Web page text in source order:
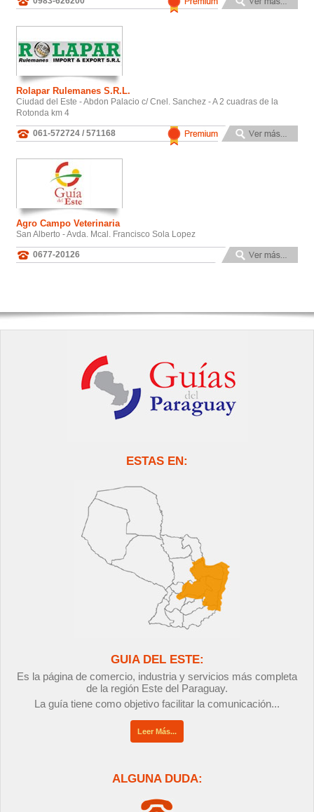
Rolapar Rulemanes S.R.L.
Ciudad del Este - Abdon Palacio c/ Cnel. Sanchez - A 2 cuadras de la
Rotonda km 4
061-572724 / 571168
Agro Campo Veterinaria
San Alberto - Avda. Mcal. Francisco Sola Lopez
0677-20126
ESTAS EN:
GUIA DEL ESTE:
Es la página de comercio, industria y servicios más completa
de la región Este del Paraguay.
La guía tiene como objetivo facilitar la comunicación...
Leer Más...
ALGUNA DUDA: